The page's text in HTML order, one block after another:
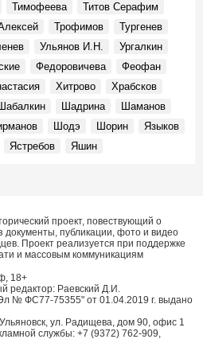
Тимофеева
Титов Серафим
Трофимов
Тургенев
Ульянов И.Н.
Ургалкин
Федоровичева
Феофан
Хитрово
Храбсков
Шадрина
Шаманов
Шодэ Шорин
Языков
Ястребов Яшин
проект, повествующий о
публикации, фото и видео
Проект реализуется при поддержке
и массовым коммуникациям
18+
редактор: Раевский Д.И.
№ ФС77-75355" от 01.04.2019 г. выдано
ул. Радищева, дом 90, офис 1
службы: +7 (9372) 762-909,